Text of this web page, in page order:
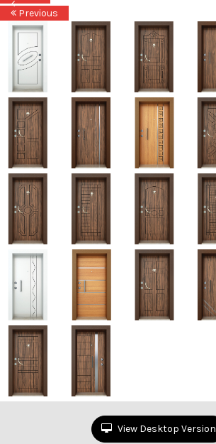
Previous
View Desktop Version